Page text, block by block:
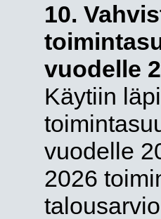
10.
vuodelle
Käytiin
vuodelle
2026